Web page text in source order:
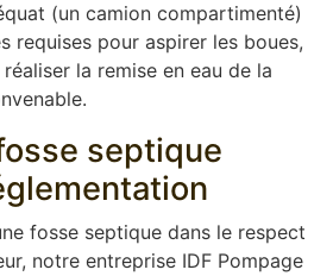
(un camion compartimenté)
requises pour aspirer les boues,
la remise en eau de la
septique
fosse septique dans le respect
notre entreprise IDF Pompage